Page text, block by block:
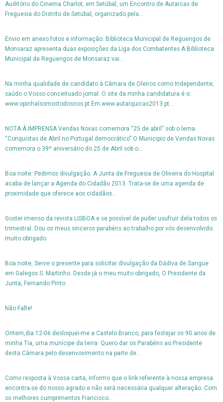
Auditório do Cinema Charlot, em Setúbal, um Encontro de Autarcas de
Freguesia do Distrito de Setúbal, organizado pela...
Envio em anexo fotos e informação: Biblioteca Municipal de Reguengos de
Monsaraz apresenta duas exposições da Liga dos Combatentes A Biblioteca
Municipal de Reguengos de Monsaraz vai...
Na minha qualidade de candidato à Câmara de Oleiros como Independente,
saúdo o Vosso conceituado jornal. O site da minha candidatura é o:
www.opinhalsomostodosnos.pt Em www.autarquicas2013.pt...
NOTA À IMPRENSA Vendas Novas comemora “25 de abril” sob o lema
“Conquistas de Abril no Portugal democrático” O Municipio de Vendas Novas
comemora o 39º aniversário do 25 de Abril sob o...
Boa noite. Pedimos divulgação. A Junta de Freguesia de Oliveira do Hospital
acaba de lançar a Agenda do Cidadão 2013. Trata-se de uma agenda de
proximidade que oferece aos cidadãos...
Gostei imenso da revista LISBOA e se possível de puder usufruir dela todos os
trimestral. Dou os meus sinceros parabéns ao trabalho por vós desenvolvido.
muito obrigado
Boa noite, Serve o presente para solicitar divulgação da Dádiva de Sangue
em Galegos S. Martinho. Desde já o meu muito obrigado, O Presidente da
Junta, Fernando Pinto
Não Falte!
Ontem,dia 12-06 desloquei-me a Castelo Branco, para festejar os 90 anos de
minha Tia, uma munícipe da terra. Quero dar os Parabéns ao Presidente
desta Câmara pelo desenvovimento na parte de...
Como resposta à Vossa carta, informo que o link referente à nossa empresa
encontra-se do nosso agrado e não será necessária qualquer alteração. Com
os melhores cumprimentos Francisco...